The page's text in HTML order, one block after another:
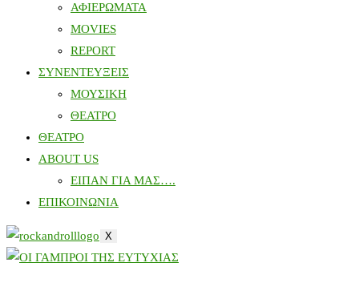
ΑΦΙΕΡΩΜΑΤΑ
MOVIES
REPORT
ΣΥΝΕΝΤΕΥΞΕΙΣ
ΜΟΥΣΙΚΗ
ΘΕΑΤΡΟ
ΘΕΑΤΡΟ
ABOUT US
ΕΙΠΑΝ ΓΙΑ ΜΑΣ….
ΕΠΙΚΟΙΝΩΝΙΑ
X